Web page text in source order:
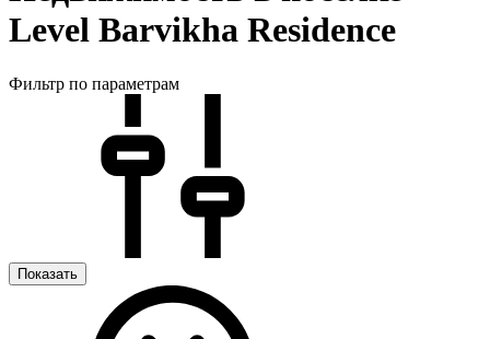
Level Barvikha Residence
Фильтр по параметрам
Показать